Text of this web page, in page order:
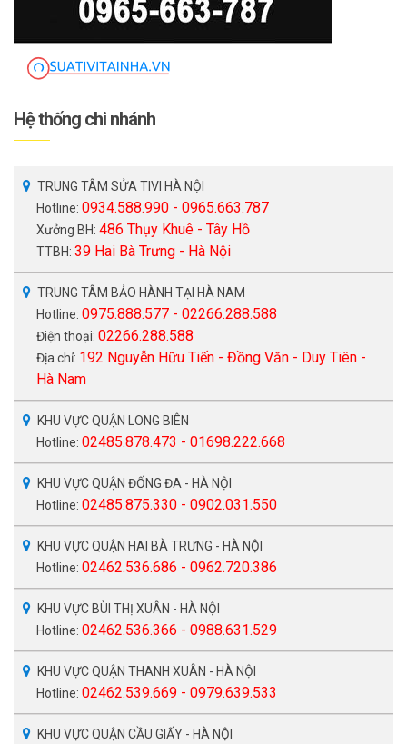
Hệ thống chi nhánh
TRUNG TÂM SỬA TIVI HÀ NỘI
Hotline: 0934.588.990 - 0965.663.787
Xưởng BH: 486 Thụy Khuê - Tây Hồ
TTBH: 39 Hai Bà Trưng - Hà Nội
TRUNG TÂM BẢO HÀNH TẠI HÀ NAM
Hotline: 0975.888.577 - 02266.288.588
Điện thoại: 02266.288.588
Địa chỉ: 192 Nguyễn Hữu Tiến - Đồng Văn - Duy Tiên -
Hà Nam
KHU VỰC QUẬN LONG BIÊN
Hotline: 02485.878.473 - 01698.222.668
KHU VỰC QUẬN ĐỐNG ĐA - HÀ NỘI
Hotline: 02485.875.330 - 0902.031.550
KHU VỰC QUẬN HAI BÀ TRƯNG - HÀ NỘI
Hotline: 02462.536.686 - 0962.720.386
KHU VỰC BÙI THỊ XUÂN - HÀ NỘI
Hotline: 02462.536.366 - 0988.631.529
KHU VỰC QUẬN THANH XUÂN - HÀ NỘI
Hotline: 02462.539.669 - 0979.639.533
KHU VỰC QUẬN CẦU GIẤY - HÀ NỘI